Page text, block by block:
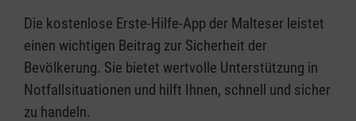
Die kostenlose Erste-Hilfe-App der Malteser leistet
einen wichtigen Beitrag zur Sicherheit der
Bevölkerung. Sie bietet wertvolle Unterstützung in
Notfallsituationen und hilft Ihnen, schnell und sicher
zu handeln.